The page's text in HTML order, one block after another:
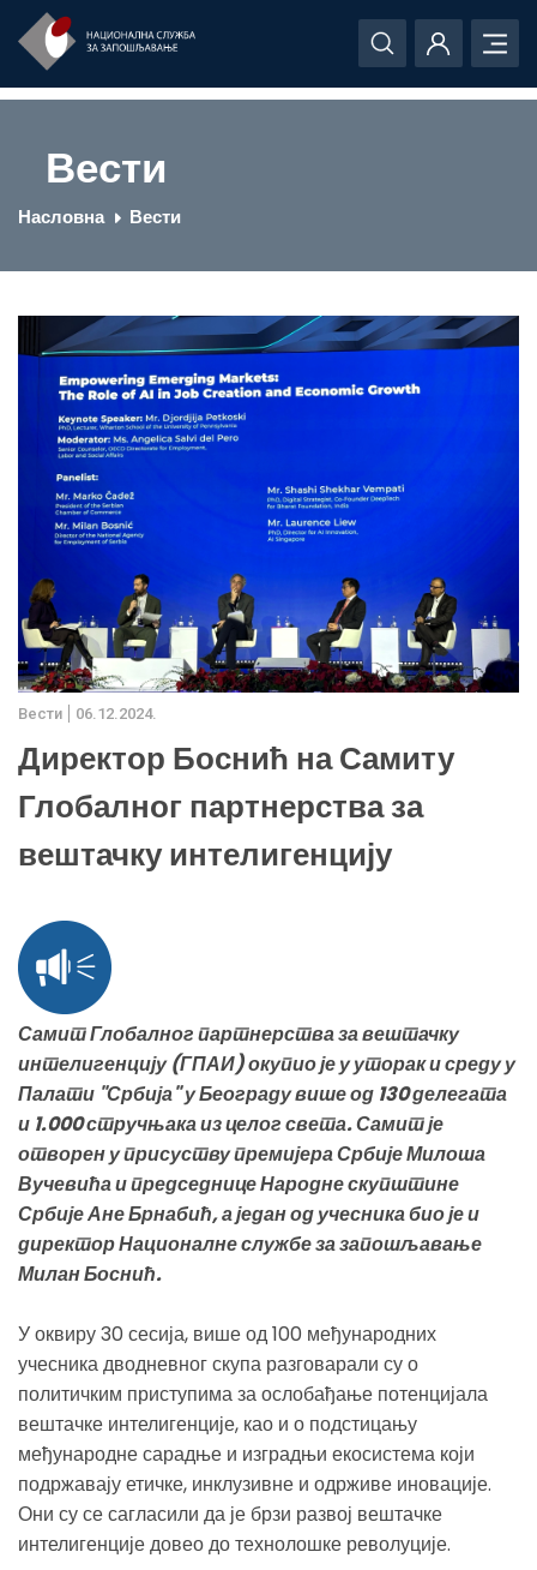
Вести
Насловна Вести
Вести 06.12.2024.
Директор Боснић на Самиту
Глобалног партнерства за
вештачку интелигенцију
Самит Глобалног партнерства за вештачку
интелигенцију (ГПАИ) окупио је у уторак и среду у
Палати "Србија" у Београду више од 130 делегата
и 1.000 стручњака из целог света. Самит је
отворен у присуству премијера Србије Милоша
Вучевића и председнице Народне скупштине
Србије Ане Брнабић, а један од учесника био је и
директор Националне службе за запошљавање
Милан Боснић.
У оквиру 30 сесија, више од 100 међународних
учесника дводневног скупа разговарали су о
политичким приступима за ослобађање потенцијала
вештачке интелигенције, као и о подстицању
међународне сарадње и изградњи екосистема који
подржавају етичке, инклузивне и одрживе иновације.
Они су се сагласили да је брзи развој вештачке
интелигенције довео до технолошке револуције.